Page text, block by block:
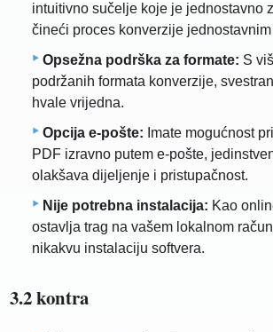
intuitivno sučelje koje je jednostavno
čineći proces konverzije
Opsežna podrška za formate: S
podržanih formata konverzije,
hvale vrijedna.
Opcija e-pošte: Imate mogućnost
PDF izravno putem e-pošte,
olakšava dijeljenje i pristupačnost.
Nije potrebna instalacija: Kao
ostavlja trag na vašem lokalnom
nikakvu instalaciju softvera.
3.2 kontra